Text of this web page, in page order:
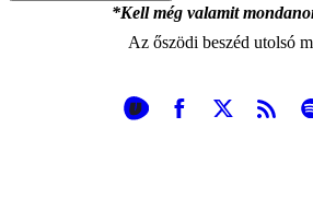
*Kell még valamit
Az őszödi beszéd utolsó